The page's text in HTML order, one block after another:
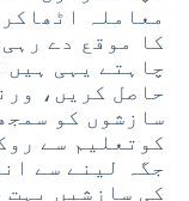
معاملہ
کا موقع دے
چاہتے یہی ہیں
حاصل کریں،
سازشوں کو
کوتعلیم سے
جگہ لینے سے
کی سازشیں بہت